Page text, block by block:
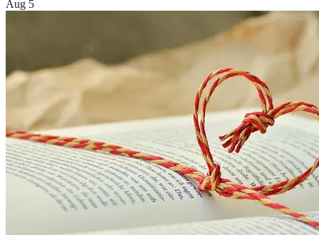
Aug 5